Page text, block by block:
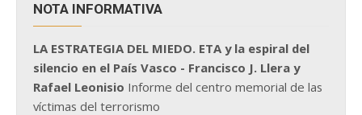
NOTA INFORMATIVA
LA ESTRATEGIA DEL MIEDO. ETA y la espiral del
silencio en el País Vasco - Francisco J. Llera y
Rafael Leonisio Informe del centro memorial de las
víctimas del terrorismo